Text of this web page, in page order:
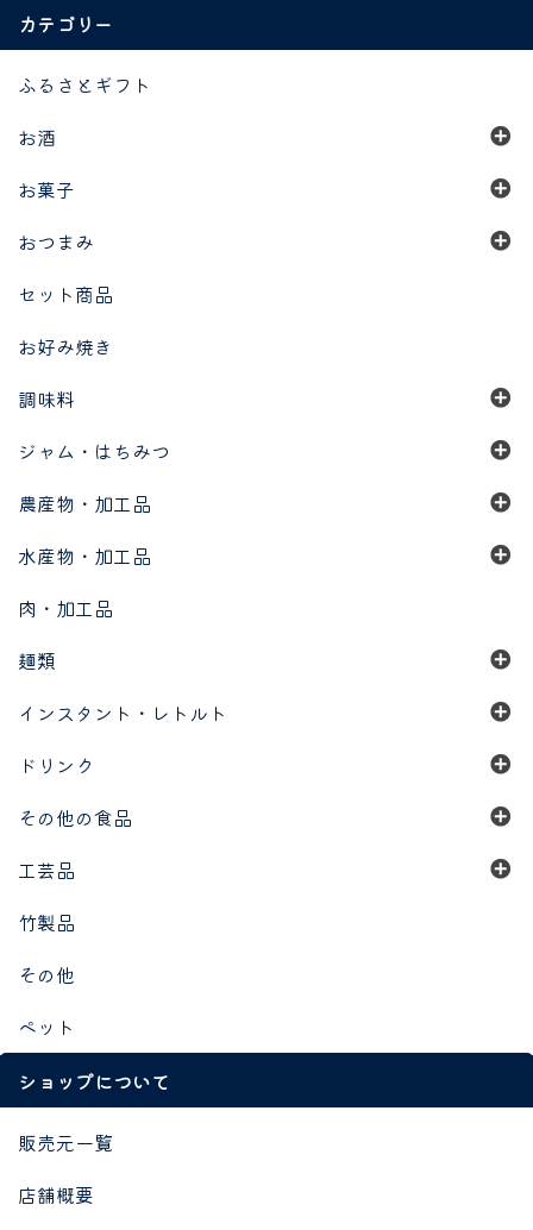
カテゴリー
ふるさとギフト
お酒
お菓子
おつまみ
セット商品
お好み焼き
調味料
ジャム・はちみつ
農産物・加工品
水産物・加工品
肉・加工品
麺類
インスタント・レトルト
ドリンク
その他の食品
工芸品
竹製品
その他
ペット
ショップについて
販売元一覧
店舗概要